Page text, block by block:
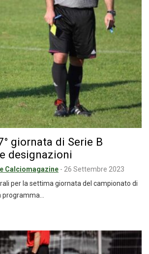
giornata di Serie B
designazioni
Calciomagazine - 26 Settembre 2023
per la settima giornata del campionato di